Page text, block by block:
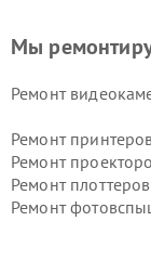
Мы
Ремонт
Ремонт
Ремонт
Ремонт
Ремонт